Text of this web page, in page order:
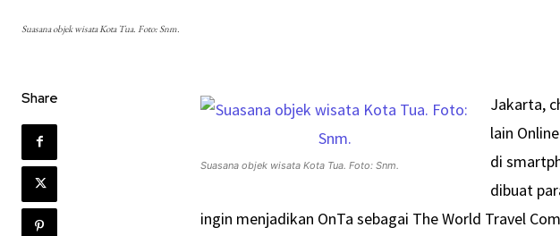
Suasana objek wisata Kota Tua. Foto: Snm.
Share
Suasana objek wisata Kota Tua. Foto: Snm.
Jakarta,
lain
di
dibuat
ingin menjadikan OnTa sebagai The World Travel